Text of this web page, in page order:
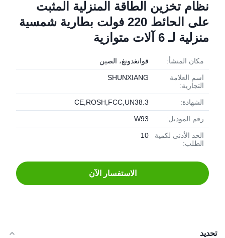
نظام تخزين الطاقة المنزلية المثبت
على الحائط 220 فولت بطارية شمسية
منزلية لـ 6 آلات متوازية
مكان المنشأ: قوانغدونغ، الصين
اسم العلامة
التجارية:
SHUNXIANG
الشهادة: CE,ROSH,FCC,UN38.3
رقم الموديل: W93
الحد الأدنى لكمية
الطلب:
10
الاستفسار الآن
تحديد